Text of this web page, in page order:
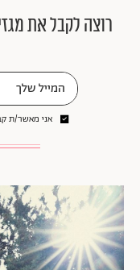
רוצה לקבל את
אני מאשר/ת